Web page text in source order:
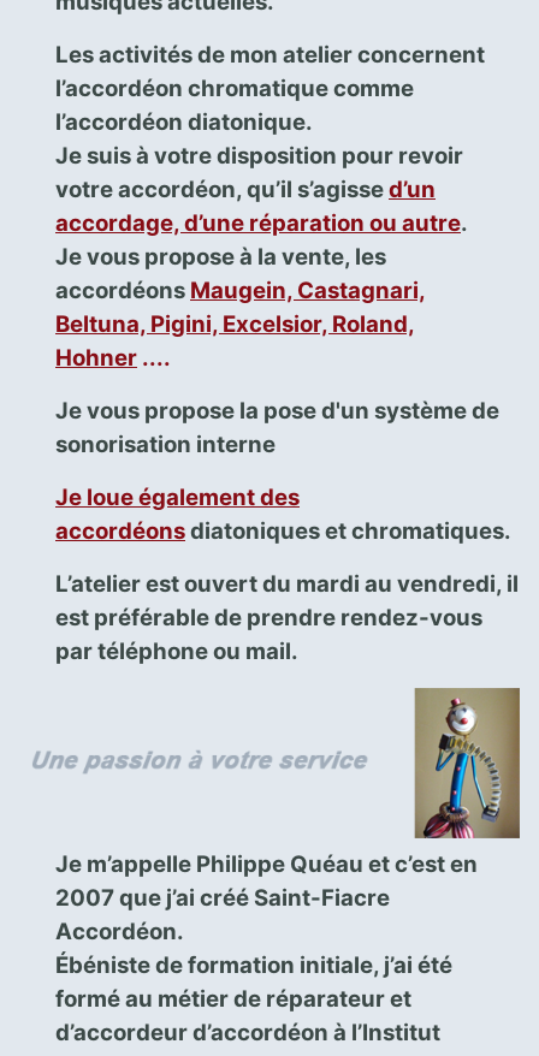
Les activités de mon atelier concernent
l’accordéon chromatique comme
l’accordéon diatonique.
Je suis à votre disposition pour revoir
votre accordéon, qu’il s’agissed’un
accordage, d’une réparation ou autre.
Je vous propose à la vente, les
accordéons Maugein, Castagnari,
Beltuna, Pigini, Excelsior, Roland,
Hohner ....
Je vous propose la pose d'un système de
sonorisation interne
Je loue également des
accordéonsdiatoniques et chromatiques.
L’atelier est ouvert du mardi au vendredi, il
est préférable de prendre rendez-vous
par téléphone ou mail.
Je m’appelle Philippe Quéau et c’est en
2007 que j’ai créé Saint-Fiacre
Accordéon.
Ébéniste de formation initiale, j’ai été
formé au métier de réparateur et
d’accordeur d’accordéon à l’Institut